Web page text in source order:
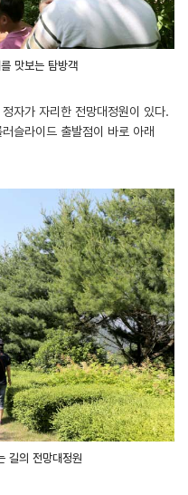
맛보는 탐방객
자가 자리한 전망대정원이 있다.
슬라이드 출발점이 바로 아래
길의 전망대정원